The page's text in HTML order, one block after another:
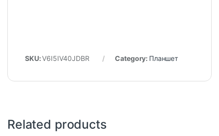
SKU:V6I5IV40JDBR Category: Планшет
Related products